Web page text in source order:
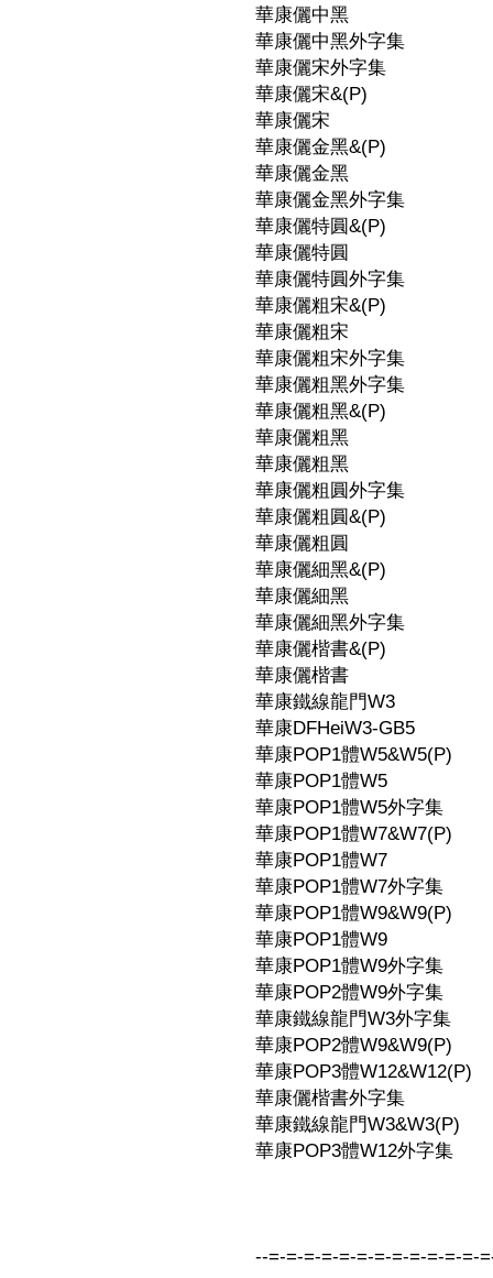
華康儷中黑
華康儷中黑外字集
華康儷宋外字集
華康儷宋&(P)
華康儷宋
華康儷金黑&(P)
華康儷金黑
華康儷金黑外字集
華康儷特圓&(P)
華康儷特圓
華康儷特圓外字集
華康儷粗宋&(P)
華康儷粗宋
華康儷粗宋外字集
華康儷粗黑外字集
華康儷粗黑&(P)
華康儷粗黑
華康儷粗黑
華康儷粗圓外字集
華康儷粗圓&(P)
華康儷粗圓
華康儷細黑&(P)
華康儷細黑
華康儷細黑外字集
華康儷楷書&(P)
華康儷楷書
華康鐵線龍門W3
華康DFHeiW3-GB5
華康POP1體W5&W5(P)
華康POP1體W5
華康POP1體W5外字集
華康POP1體W7&W7(P)
華康POP1體W7
華康POP1體W7外字集
華康POP1體W9&W9(P)
華康POP1體W9
華康POP1體W9外字集
華康POP2體W9外字集
華康鐵線龍門W3外字集
華康POP2體W9&W9(P)
華康POP3體W12&W12(P)
華康儷楷書外字集
華康鐵線龍門W3&W3(P)
華康POP3體W12外字集
--=-=-=-=-=-=-=-=-=-=-=-=-